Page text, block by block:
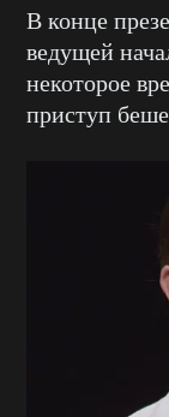
В конце
ведущей
некоторое
приступ